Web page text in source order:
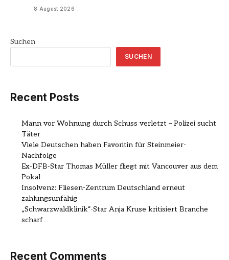
8 August 2026
Suchen
SUCHEN
Recent Posts
Mann vor Wohnung durch Schuss verletzt – Polizei sucht
Täter
Viele Deutschen haben Favoritin für Steinmeier-
Nachfolge
Ex-DFB-Star Thomas Müller fliegt mit Vancouver aus dem
Pokal
Insolvenz: Fliesen-Zentrum Deutschland erneut
zahlungsunfähig
„Schwarzwaldklinik“-Star Anja Kruse kritisiert Branche
scharf
Recent Comments